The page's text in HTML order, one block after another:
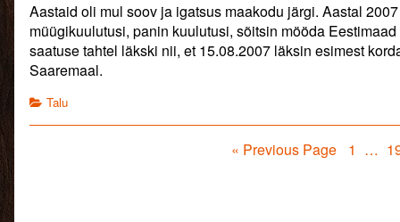
on
posts
by
the
author
Aastaid oli mul soov ja igatsus maakodu järgi. Aastal
müügikuulutusi, panin kuulutusi, sõitsin mööda
saatuse tahtel läkski nii, et 15.08.2007 läksin esimest
Saaremaal.
Categories
Talu
« Previous Page Page
1 …